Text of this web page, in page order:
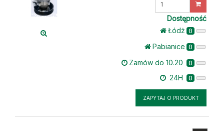
Dostępność
Łódż 0
Pabianice 0
Zamów do 10.20 0
24H 0
ZAPYTAJ O PRODUKT